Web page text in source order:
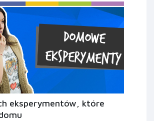
eksperymentów, które